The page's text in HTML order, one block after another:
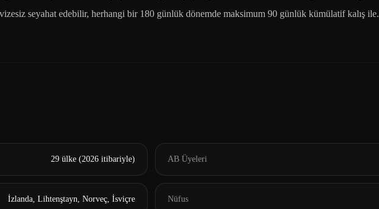
seyahat edebilir, herhangi bir 180 günlük dönemde maksimum 90 günlük kümülatif kalış ile.
29 ülke (2026 itibariyle) AB Üyeleri
İzlanda, Lihtenştayn, Norveç, İsviçre Nüfus